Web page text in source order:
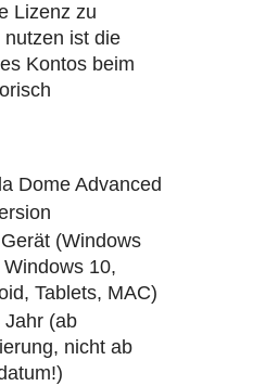
Lizenz zu
ist die
Kontos beim
Dome Advanced
(Windows
10,
Tablets, MAC)
Jahr (ab
nicht ab